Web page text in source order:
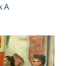
A